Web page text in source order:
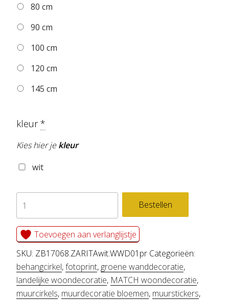
80 cm
90 cm
100 cm
120 cm
145 cm
kleur*
Kies hier jekleur
wit
zelfklevend
behang
cirkel
ZARITA
wit
aantal
Bestellen
Toevoegen aan verlanglijstje
SKU: ZB17068.ZARITAwit.WWD01pr Categorieën:
behangcirkel,fotoprint, groene wanddecoratie,
landelijke woondecoratie, MATCH woondecoratie,
muurcirkels, muurdecoratie bloemen, muurstickers,